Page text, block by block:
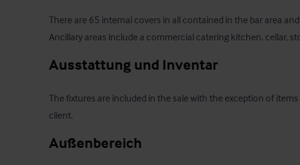
There are 65 internal covers in all contained in the bar area
Ancillary areas include a commercial catering kitchen, cellar,
Ausstattung und Inventar
The fixtures are included in the sale with the exception of
client.
Außenbereich